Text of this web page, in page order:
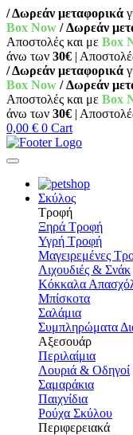
/ Δωρεάν μεταφορικά
Box Now / Δωρεάν
Αποστολές και με Box
άνω των 30€ |
/ Δωρεάν μεταφορικά
Box Now / Δωρεάν
Αποστολές και με Box
άνω των 30€ |
0,00 € 0 Cart
Σκύλος
Τροφή
Ξηρά Τροφή
Υγρή Τροφή
Μαγειρεμένες
Λιχουδιές & Σνάκ
Κόκκαλα
Μπίσκοτα
Σαλάμια
Συμπληρώματα
Αξεσουάρ
Περιλαίμια
Λουριά & Οδηγοί
Σαμαράκια
Παιχνίδια
Ρούχα Σκύλου
Περιφερειακά